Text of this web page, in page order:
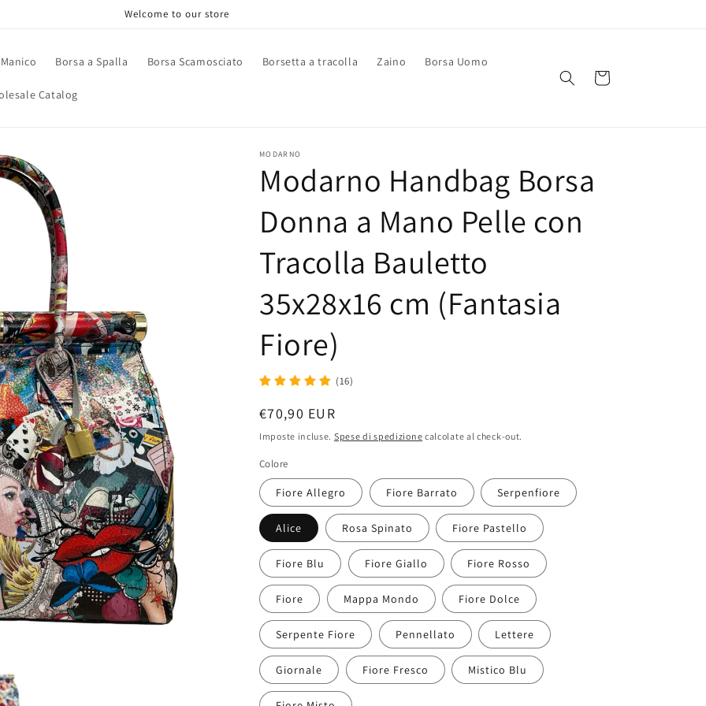
Welcome to our store
Borsa a Spalla Borsa Scamosciato Borsetta a tracolla Zaino Borsa Uomo
Catalog
Carrello
MODARNO
Modarno Handbag Borsa
Donna a Mano Pelle con
Tracolla Bauletto
35x28x16 cm (Fantasia
Fiore)
(16)
Prezzo
di
listino
€70,90 EUR
Imposte incluse. Spese di spedizione calcolate al check-out.
Colore
Fiore Allegro Fiore Barrato Serpenfiore
Alice Rosa Spinato Fiore Pastello
Fiore Blu Fiore Giallo Fiore Rosso
Fiore Mappa Mondo Fiore Dolce
Serpente Fiore Pennellato Lettere
Giornale Fiore Fresco Mistico Blu